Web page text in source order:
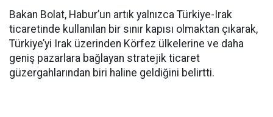
Bakan Bolat, Habur’un artık yalnızca Türkiye-Irak
ticaretinde kullanılan bir sınır kapısı olmaktan çıkarak,
Türkiye’yi Irak üzerinden Körfez ülkelerine ve daha
geniş pazarlara bağlayan stratejik ticaret
güzergahlarından biri haline geldiğini belirtti.